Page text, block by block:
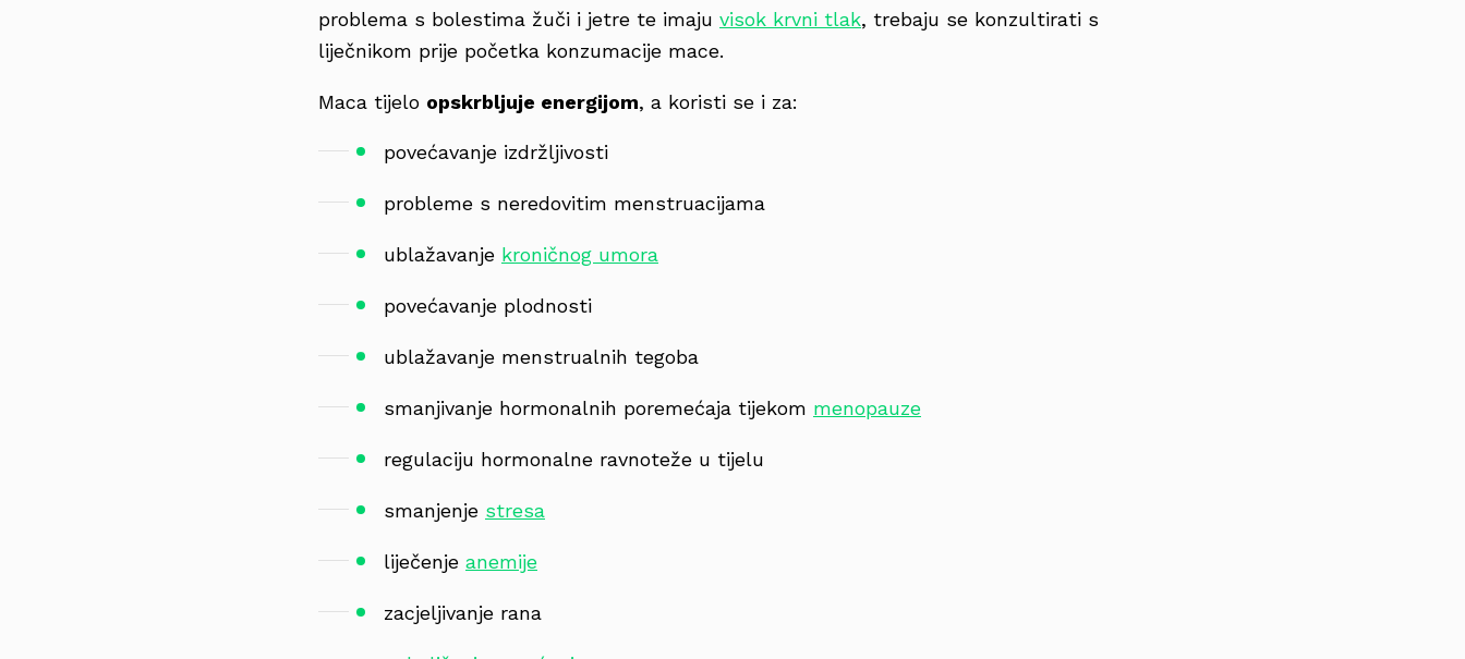
problema s bolestima žuči i jetre te imaju visok krvni tlak, trebaju se konzultirati s
liječnikom prije početka konzumacije mace.
Maca tijelo opskrbljuje energijom, a koristi se i za:
povećavanje izdržljivosti
probleme s neredovitim menstruacijama
ublažavanje kroničnog umora
povećavanje plodnosti
ublažavanje menstrualnih tegoba
smanjivanje hormonalnih poremećaja tijekom menopauze
regulaciju hormonalne ravnoteže u tijelu
smanjenje stresa
liječenje anemije
zacjeljivanje rana